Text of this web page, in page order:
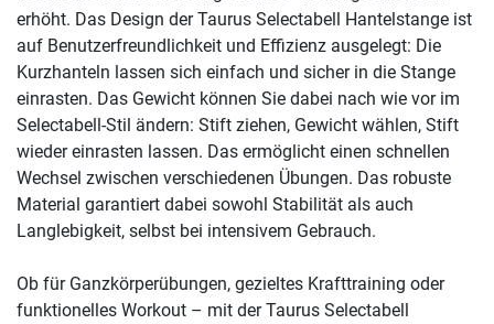
erhöht. Das Design der Taurus Selectabell Hantelstange ist
auf Benutzerfreundlichkeit und Effizienz ausgelegt: Die
Kurzhanteln lassen sich einfach und sicher in die Stange
einrasten. Das Gewicht können Sie dabei nach wie vor im
Selectabell-Stil ändern: Stift ziehen, Gewicht wählen, Stift
wieder einrasten lassen. Das ermöglicht einen schnellen
Wechsel zwischen verschiedenen Übungen. Das robuste
Material garantiert dabei sowohl Stabilität als auch
Langlebigkeit, selbst bei intensivem Gebrauch.
Ob für Ganzkörperübungen, gezieltes Krafttraining oder
funktionelles Workout – mit der Taurus Selectabell